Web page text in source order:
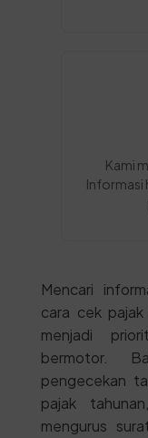
Kami
Informasi
Mencari
cara cek
menjadi
bermotor.
pengecekan
pajak
mengurus